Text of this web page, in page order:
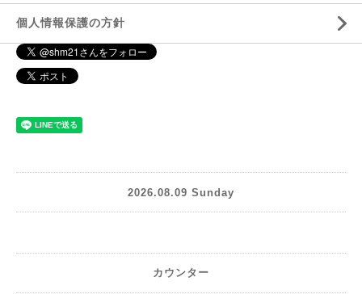
個人情報保護の方針
2026.08.09 Sunday
カウンター